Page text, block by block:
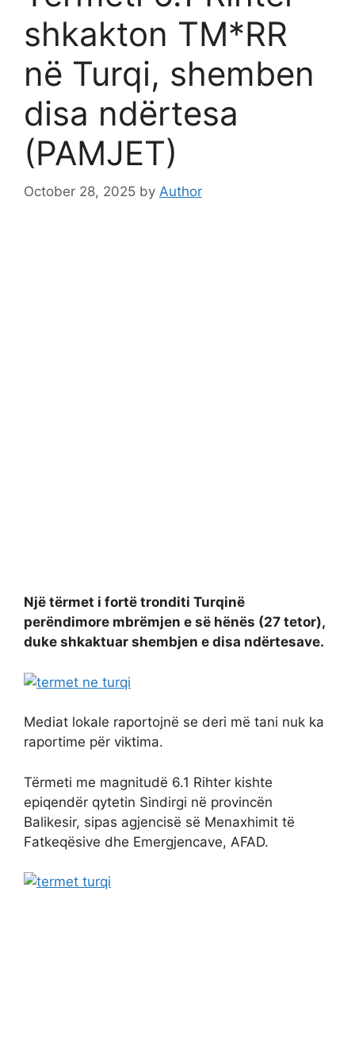
shkakton TM*RR
në Turqi, shemben
disa ndërtesa
(PAMJET)
October 28, 2025 by Author
Një tërmet i fortë tronditi Turqinë
perëndimore mbrëmjen e së hënës (27 tetor),
duke shkaktuar shembjen e disa ndërtesave.
Mediat lokale raportojnë se deri më tani nuk ka
raportime për viktima.
Tërmeti me magnitudë 6.1 Rihter kishte
epiqendër qytetin Sindirgi në provincën
Balikesir, sipas agjencisë së Menaxhimit të
Fatkeqësive dhe Emergjencave, AFAD.